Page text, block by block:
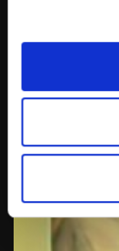
Beata Vergine
STAFF
13/